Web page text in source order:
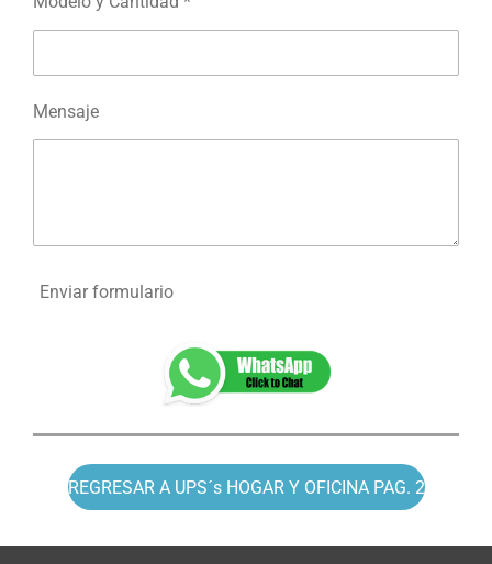
Mensaje
Enviar formulario
REGRESAR A UPS´s HOGAR Y OFICINA PAG. 2